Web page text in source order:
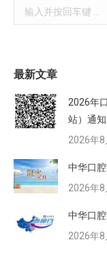
Search:
最新文章
2026年
站）通知
2026年8
中华口
2026年8
中华口
2026年8